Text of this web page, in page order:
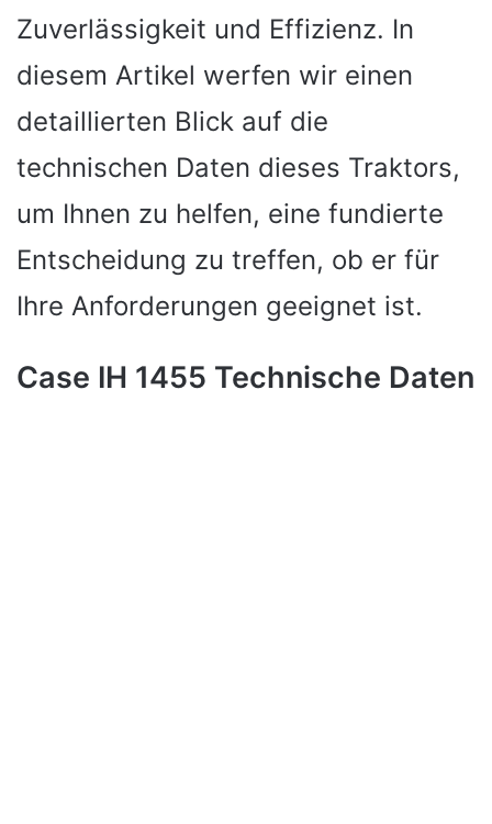
Zuverlässigkeit und Effizienz. In
diesem Artikel werfen wir einen
detaillierten Blick auf die
technischen Daten dieses Traktors,
um Ihnen zu helfen, eine fundierte
Entscheidung zu treffen, ob er für
Ihre Anforderungen geeignet ist.
Case IH 1455 Technische Daten